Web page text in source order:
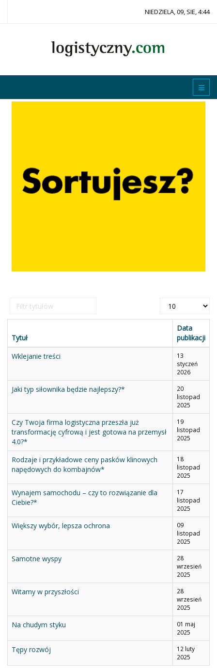
NIEDZIELA, 09, SIE, 4:44
Filtr
tytułów
Pokaż
Tytuł
Data
publikacji
Wklejanie treści
13
styczeń
2026
Jaki typ siłownika będzie najlepszy?*
20
listopad
2025
Czy Twoja firma logistyczna przeszła już
transformację cyfrową i jest gotowa na przemysł
4.0?*
19
listopad
2025
Rodzaje i przykładowe ceny pasków klinowych
napędowych do kombajnów*
18
listopad
2025
Wynajem samochodu – czy to rozwiązanie dla
Ciebie?*
17
listopad
2025
Większy wybór, lepsza ochrona
09
listopad
2025
Samotne wyspy
28
wrzesień
2025
Witamy w przyszłości
28
wrzesień
2025
Na chudym styku
01 maj
2025
Tępy rozwój
12 luty
2025